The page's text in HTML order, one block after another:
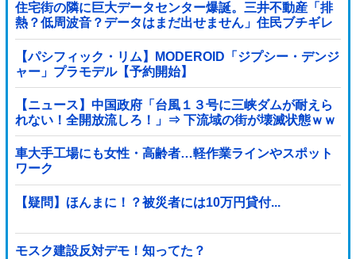
住宅街の隣に巨大データセンター爆誕。三井不動産「排
熱？低周波音？データはまだ出せません」住民ブチギレ
【パシフィック・リム】MODEROID「ジプシー・デンジ
ャー」プラモデル【予約開始】
【ニュース】中国政府「台風１３号に三峡ダムが耐えら
れない！全開放流しろ！」⇒ 下流域の街が壊滅状態ｗｗ
ｗｗｗ
車大手工場にも女性・高齢者…軽作業ラインやスポット
ワーク
【疑問】ほんまに！？被災者には10万円貸付...
モスク建設反対デモ！知ってた？